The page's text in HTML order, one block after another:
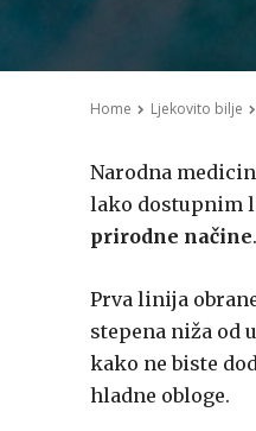
Home Ljekovito bilje
Narodna
lako dostupnim
prirodne načine.
Prva linija
stepena niža od
kako ne biste
hladne obloge.